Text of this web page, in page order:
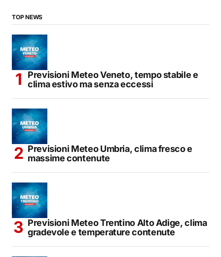
TOP NEWS
Previsioni Meteo Veneto, tempo stabile e
clima estivo ma senza eccessi
Previsioni Meteo Umbria, clima fresco e
massime contenute
Previsioni Meteo Trentino Alto Adige, clima
gradevole e temperature contenute